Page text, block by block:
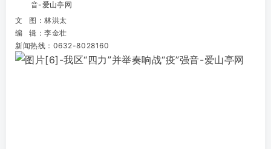
文 图：林洪太
编 辑：李金壮
新闻热线： 0632-8028160